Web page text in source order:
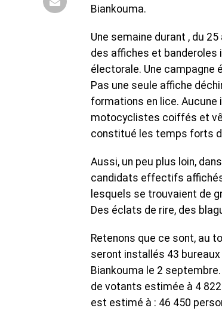
Biankouma.
Une semaine durant , du
des affiches et banderoles
électorale. Une campagne
Pas une seule affiche
formations en lice. Aucune
motocyclistes coiffés et
constitué les temps forts
Aussi, un peu plus loin,
candidats effectifs
lesquels se trouvaient de
Des éclats de rire, des
Retenons que ce sont, au
seront installés 43
Biankouma le 2
de votants estimée à 4
est estimé à : 46 450